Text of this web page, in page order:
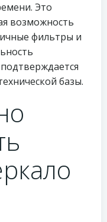
Это
возможность
фильтры и
базы.